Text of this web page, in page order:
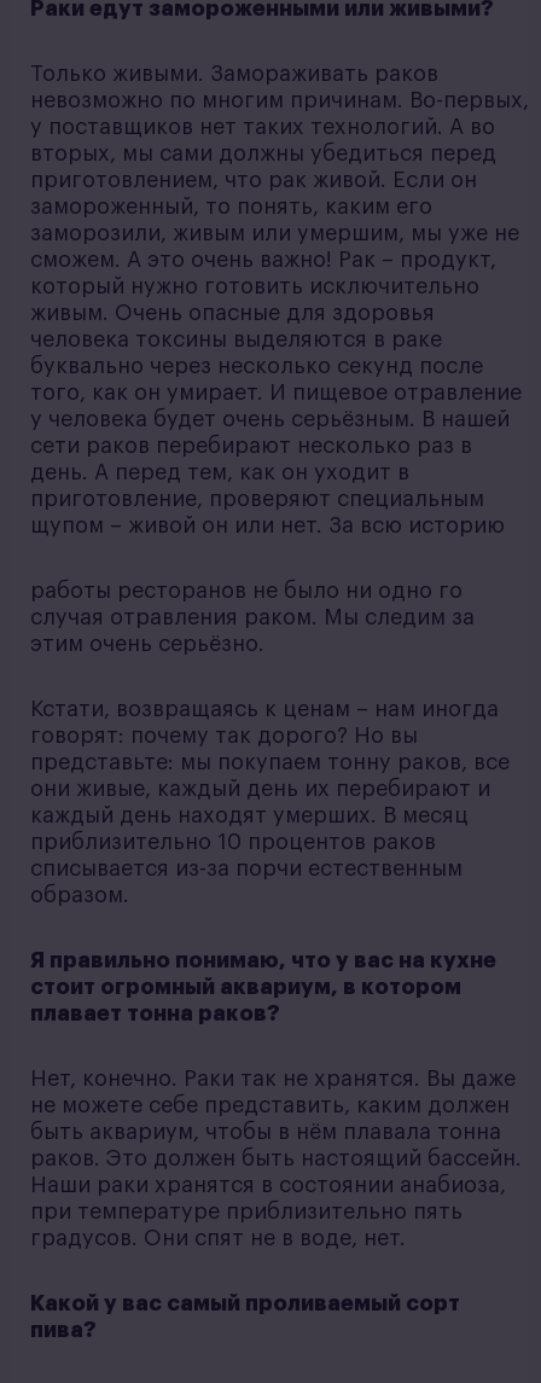
Раки едут замороженными или живыми?
Только живыми. Замораживать раков
невозможно по многим причинам. Во-первых,
у поставщиков нет таких технологий. А во
вторых, мы сами должны убедиться перед
приготовлением, что рак живой. Если он
замороженный, то понять, каким его
заморозили, живым или умершим, мы уже не
сможем. А это очень важно! Рак – продукт,
который нужно готовить исключительно
живым. Очень опасные для здоровья
человека токсины выделяются в раке
буквально через несколько секунд после
того, как он умирает. И пищевое отравление
у человека будет очень серьёзным. В нашей
сети раков перебирают несколько раз в
день. А перед тем, как он уходит в
приготовление, проверяют специальным
щупом – живой он или нет. За всю историю
работы ресторанов не было ни одно го
случая отравления раком. Мы следим за
этим очень серьёзно.
Кстати, возвращаясь к ценам – нам иногда
говорят: почему так дорого? Но вы
представьте: мы покупаем тонну раков, все
они живые, каждый день их перебирают и
каждый день находят умерших. В месяц
приблизительно 10 процентов раков
списывается из-за порчи естественным
образом.
Я правильно понимаю, что у вас на кухне
стоит огромный аквариум, в котором
плавает тонна раков?
Нет, конечно. Раки так не хранятся. Вы даже
не можете себе представить, каким должен
быть аквариум, чтобы в нём плавала тонна
раков. Это должен быть настоящий бассейн.
Наши раки хранятся в состоянии анабиоза,
при температуре приблизительно пять
градусов. Они спят не в воде, нет.
Какой у вас самый проливаемый сорт
пива?